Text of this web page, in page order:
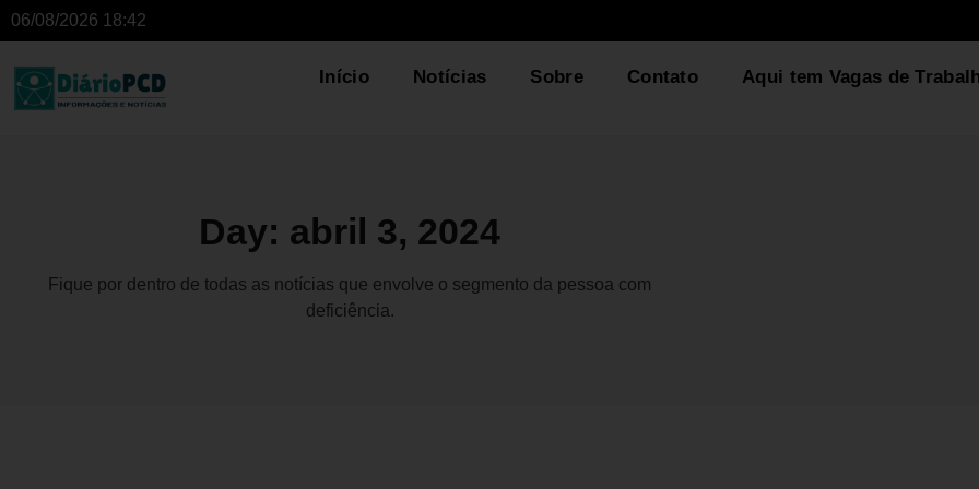
06/08/2026 18:42
Início Notícias Sobre Contato Aqui tem Vagas de
Day: abril 3, 2024
Fique por dentro de todas as notícias que envolve o segmento da pessoa com
deficiência.